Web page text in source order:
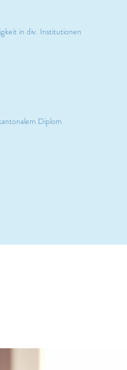
in div. Institutionen
Diplom